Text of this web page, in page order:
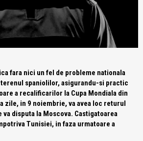
fara nici un fel de probleme nationala
spaniolilor, asigurandu-si practic
a recalificarilor la Cupa Mondiala din
zile, in 9 noiembrie, va avea loc returul
disputa la Moscova. Castigatoarea
Tunisiei, in faza urmatoare a